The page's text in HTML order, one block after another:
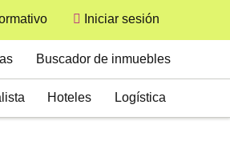
User
Iniciar sesión
Hoteles Logística
Buscador de inmuebles